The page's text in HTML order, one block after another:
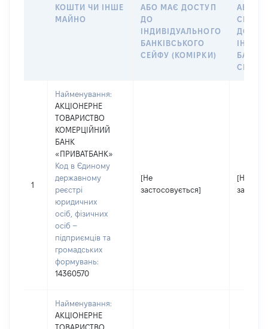
КОШТИ ЧИ ІНШЕ
МАЙНО
АБО МАЄ ДОСТУП
ДО
ІНДИВІДУАЛЬНОГО
БАНКІВСЬКОГО
СЕЙФУ (КОМІРКИ)
АБО
СІМ’Ї
СЕЙФУ
1
Найменування:
АКЦІОНЕРНЕ
ТОВАРИСТВО
КОМЕРЦІЙНИЙ
БАНК
«ПРИВАТБАНК»
Код в Єдиному
державному
реєстрі
юридичних
осіб, фізичних
осіб –
підприємців та
громадських
формувань:
14360570
[Не
застосовується]
[Не
Найменування:
АКЦІОНЕРНЕ
ТОВАРИСТВО